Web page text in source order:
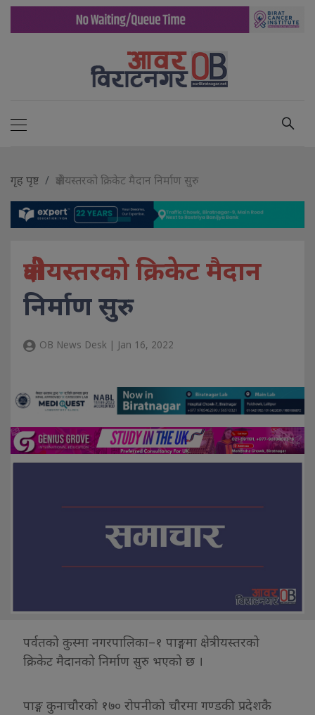
गृह पृष्ट क्षेत्रीयस्तरको क्रिकेट मैदान निर्माण सुरु
क्षेत्रीयस्तरको क्रिकेट मैदान
निर्माण सुरु
OB News Desk | Jan 16, 2022
पर्वतको कुस्मा नगरपालिका–१ पाङ्गमा क्षेत्रीयस्तरको
क्रिकेट मैदानको निर्माण सुरु भएको छ ।
पाङ्ग कुनाचौरको १७० रोपनीको चौरमा गण्डकी प्रदेशकै